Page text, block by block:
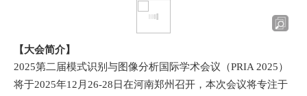
【大会简介】
2025第二届模式识别与图像分析国际学术会议（PRIA 2025）
将于2025年12月 26-28 日在河南郑州召开，本次会议将专注于